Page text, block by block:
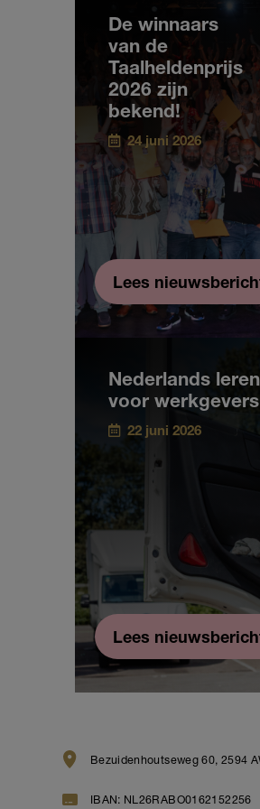
De winnaars
van de
Taalheldenprijs
2026 zijn
bekend!
24 juni 2026
Lees
Nederlands
voor werkgevers
22 juni 2026
Lees
Bezuidenhoutseweg 60, 2594
IBAN: NL26RABO0162152256